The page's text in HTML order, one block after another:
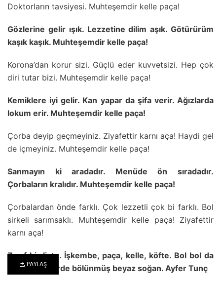
PAYLAŞ
Doktorların tavsiyesi. Muhteşemdir kelle paça!
Gözlerine gelir ışık. Lezzetine dilim aşık. Götürürüm
kaşık kaşık. Muhteşemdir kelle paça!
Korona’dan korur sizi. Güçlü eder kuvvetsizi. Hep çok
diri tutar bizi. Muhteşemdir kelle paça!
Kemiklere iyi gelir. Kan yapar da şifa verir. Ağızlarda
lokum erir. Muhteşemdir kelle paça!
Çorba deyip geçmeyiniz. Ziyafettir karnı aça! Haydi gel
de içmeyiniz. Muhteşemdir kelle paça!
Sanmayın ki aradadır. Menüde ön sıradadır.
Çorbaların kralıdır. Muhteşemdir kelle paça!
Çorbalardan önde farklı. Çok lezzetli çok bi farklı. Bol
sirkeli sarımsaklı. Muhteşemdir kelle paça! Ziyafettir
karnı aça!
Zayıf bir liste. İşkembe, paça, kelle, köfte. Bol bol da
ekmek ve dörde bölünmüş beyaz soğan. Ayfer Tunç